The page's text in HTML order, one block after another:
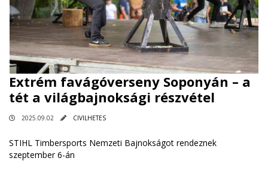
Extrém favágóverseny Soponyán – a
tét a világbajnoksági részvétel
2025.09.02 CIVILHETES
STIHL Timbersports Nemzeti Bajnokságot rendeznek
szeptember 6-án